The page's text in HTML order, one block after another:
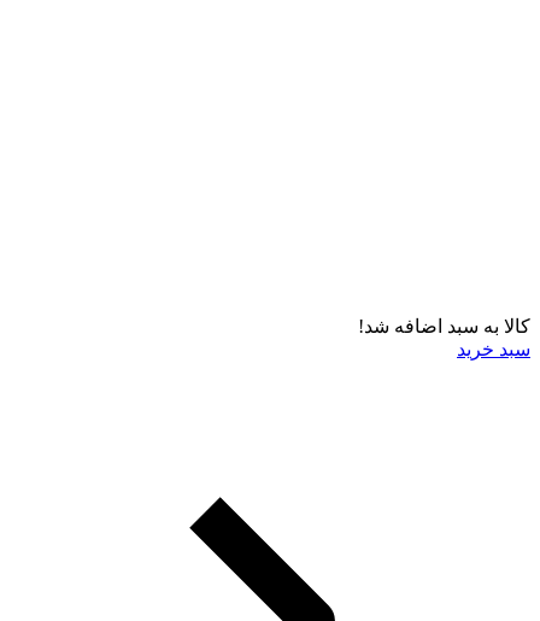
کالا به سبد اضافه شد!
سبد خرید